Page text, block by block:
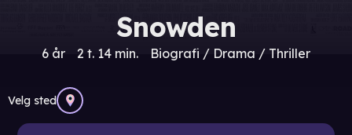
Snowden
6 år 2 t. 14 min. Biografi / Drama / Thriller
Velg sted